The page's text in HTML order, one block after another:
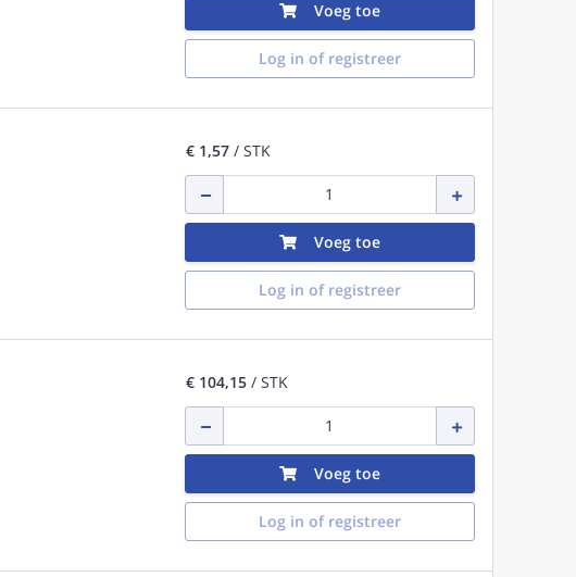
Voeg toe
Log in of registreer
€ 1,57/ STK
Voeg toe
Log in of registreer
€ 104,15/ STK
Voeg toe
Log in of registreer